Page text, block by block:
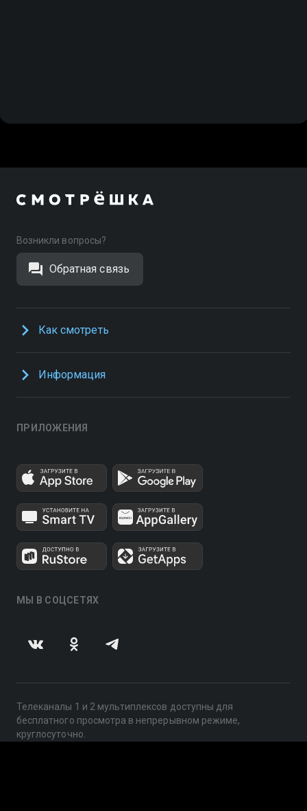
Возникли вопросы?
Обратная связь
Как смотреть
Информация
ПРИЛОЖЕНИЯ
МЫ В СОЦСЕТЯХ
Телеканалы 1 и 2 мультиплексов доступны для
бесплатного просмотра в непрерывном режиме,
круглосуточно.